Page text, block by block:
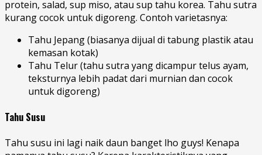
protein, salad, sup miso, atau sup tahu korea. Tahu sutra
kurang cocok untuk digoreng. Contoh varietasnya:
Tahu Jepang (biasanya dijual di tabung plastik atau
kemasan kotak)
Tahu Telur (tahu sutra yang dicampur telus ayam,
teksturnya lebih padat dari murnian dan cocok
untuk digoreng)
Tahu Susu
Tahu susu ini lagi naik daun banget lho guys! Kenapa